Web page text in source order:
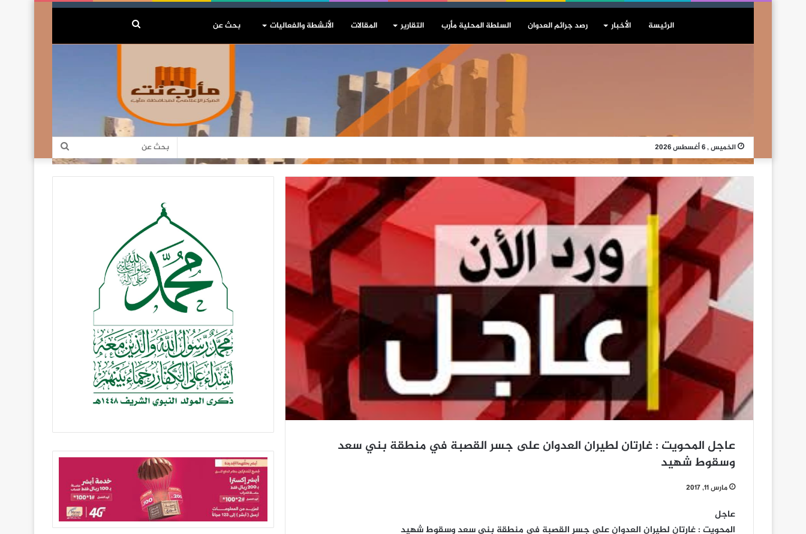
الرئيسة الأخبار رصد جرائم العدوان السلطة المحلية مأرب التقارير المقالات الأنشطة والفعاليات بحث
الخميس , 6 أغسطس 2026
بحث
عن
عاجل المحويت : غارتان لطيران العدوان على جسر القصبة في منطقة بني سعد
وسقوط شهيد
مارس 11, 2017
عاجل
المحويت : غارتان لطيران العدوان على جسر القصبة في منطقة بني سعد وسقوط شهيد